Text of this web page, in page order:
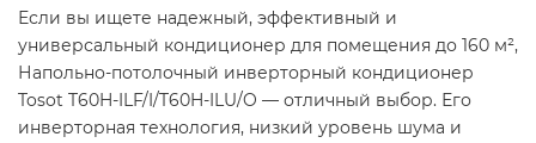
Если вы ищете надежный, эффективный и
универсальный кондиционер для помещения до 160 м²,
Напольно-потолочный инверторный кондиционер
Tosot T60H-ILF/I/T60H-ILU/O — отличный выбор. Его
инверторная технология, низкий уровень шума и